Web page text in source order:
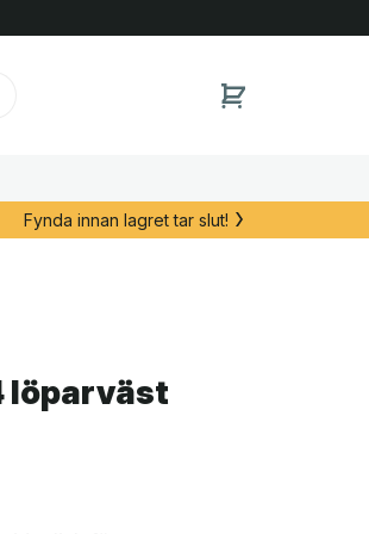
Fynda innan lagret tar slut!
löparväst